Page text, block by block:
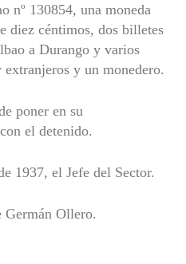
nº 130854, una moneda
diez céntimos, dos billetes
a Durango y varios
extranjeros y un monedero.
poner en su
el detenido.
1937, el Jefe del Sector.
Germán Ollero.